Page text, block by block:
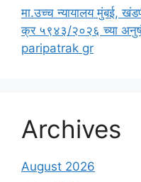
मा.उच्च न्यायालय मुंबई,
क्र ५९४३/२०२६ च्या
paripatrak gr
Archives
August 2026